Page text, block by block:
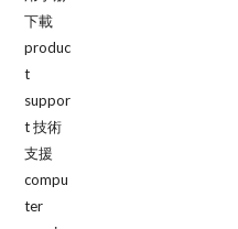
下載
produc
t
suppor
t 技術
支援
compu
ter